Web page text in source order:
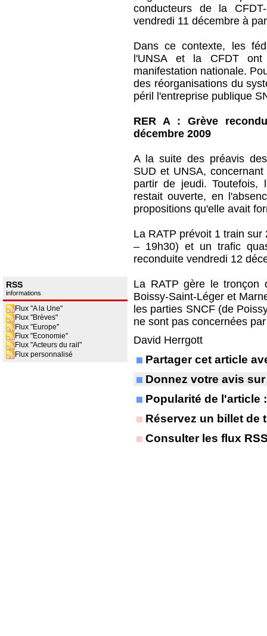
RSS
informations
Flux "A la Une"
Flux "Brèves"
Flux "Europe"
Flux "Economie"
Flux "Acteurs du rail"
Flux personnalisé
conducteurs de la
vendredi 11 décembre à
Dans ce contexte, les
l'UNSA et la CFDT
manifestation nationale.
des réorganisations du
péril l'entreprise publique
RER A : Grève
décembre 2009
A la suite des préavis
SUD et UNSA,
partir de jeudi. Toutefois,
restait ouverte, en
propositions qu'elle avait
La RATP prévoit 1 train
– 19h30) et un trafic
reconduite vendredi 12
La RATP gère le tronçon
Boissy-Saint-Léger et
les parties SNCF (de
ne sont pas concernées
David Herrgott
Partager cet article
Donnez votre avis
Popularité de l'article
Réservez un billet de
Consulter les flux